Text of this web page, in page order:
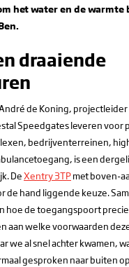
het water en de warmte
draaiende
de Koning, projectleider
Speedgates leveren voor
bedrijventerreinen,
is een
DeXentry 3TPmet boven-
de hand liggende keuze.
hoe de toegangspoort
aan welke voorwaarden
we al snel achter kwamen,
gesproken naar buiten